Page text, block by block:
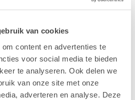
van cookies
content en advertenties te
voor social media te bieden
te analyseren. Ook delen we
van onze site met onze
adverteren en analyse. Deze
iPad